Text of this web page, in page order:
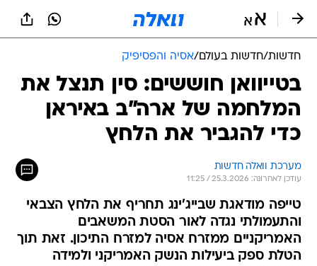
חדשות/חדשות בעולם/אסיה והפסיפיק
בטייוואן חוששים: סין תנצל את
המלחמה של ארה"ב באיראן
כדי להגביר את הלחץ
מערכת וואלה חדשות
עודכן לאחרונה: 25.3.2026 / 11:25
טייפה מודאגת שבייג'ינג תחריף את הלחץ הצבאי
והתעמולתי נגדה לאור הסטת המשאבים
האמריקניים ממזרח אסיה למזרח התיכון. זאת תוך
הטלת ספק ביעילות הנשק האמריקני ולמידה